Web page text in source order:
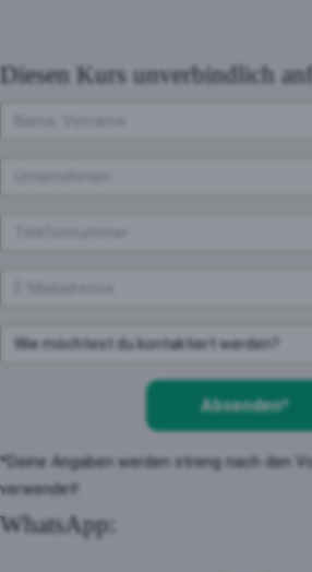
Diesen Kurs unverbindlich
Absenden*
*Deine Angaben werden streng nach den
verwendet!
WhatsApp: